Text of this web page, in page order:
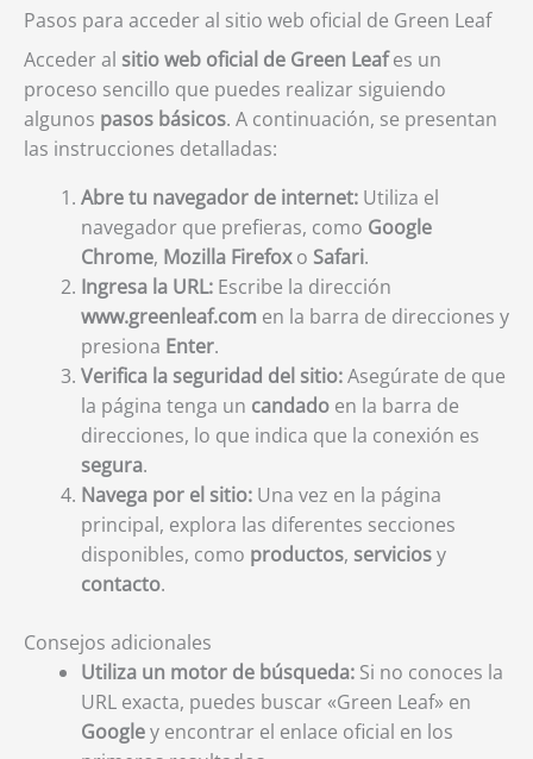
Pasos para acceder al sitio web oficial de Green Leaf
Acceder al sitio web oficial de Green Leafes un
proceso sencillo que puedes realizar siguiendo
algunos pasos básicos. A continuación, se presentan
las instrucciones detalladas:
Abre tu navegador de internet: Utiliza el
navegador que prefieras, como Google
Chrome, Mozilla Firefoxo Safari.
Ingresa la URL: Escribe la dirección
www.greenleaf.com en la barra de direcciones y
presiona Enter.
Verifica la seguridad del sitio:Asegúrate de que
la página tenga un candado en la barra de
direcciones, lo que indica que la conexión es
segura.
Navega por el sitio: Una vez en la página
principal, explora las diferentes secciones
disponibles, como productos, serviciosy
contacto.
Consejos adicionales
Utiliza un motor de búsqueda: Si no conoces la
URL exacta, puedes buscar «Green Leaf» en
Googley encontrar el enlace oficial en los